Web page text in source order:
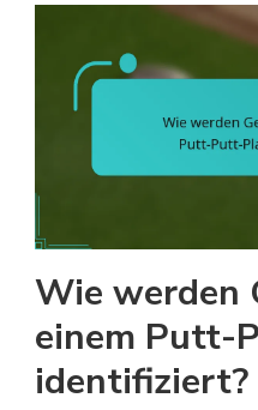
Wie werden
einem Putt-
identifiziert?